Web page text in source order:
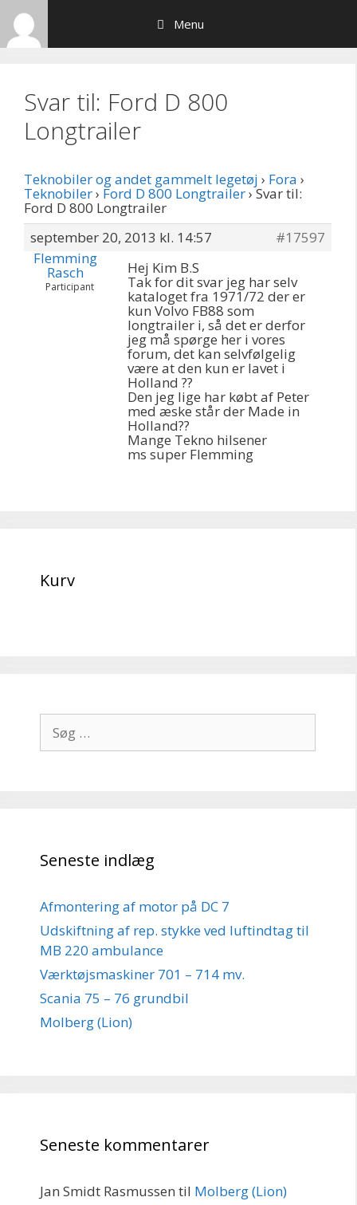
Hop
indhold
Menu
Svar til: Ford D 800
Longtrailer
Teknobiler og andet gammelt legetøj › Fora ›
Teknobiler› Ford D 800 Longtrailer› Svar til:
Ford D 800 Longtrailer
september 20, 2013 kl. 14:57
#17597
Flemming
Rasch
Participant
Hej Kim B.S
Tak for dit svar jeg har selv
kataloget fra 1971/72 der er
kun Volvo FB88 som
longtrailer i, så det er derfor
jeg må spørge her i vores
forum, det kan selvfølgelig
være at den kun er lavet i
Holland ??
Den jeg lige har købt af Peter
med æske står der Made in
Holland??
Mange Tekno hilsener
ms super Flemming
Kurv
efter:
Seneste indlæg
Afmontering af motor på DC 7
Udskiftning af rep. stykke ved luftindtag til
MB 220 ambulance
Værktøjsmaskiner 701 – 714 mv.
Scania 75 – 76 grundbil
Molberg (Lion)
Seneste kommentarer
Jan Smidt Rasmussen til Molberg (Lion)